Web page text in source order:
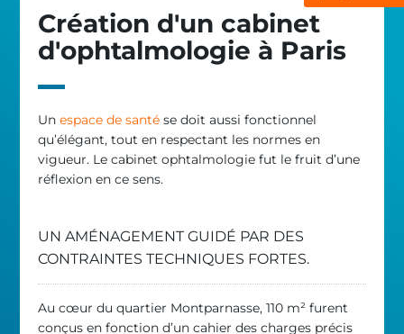
Création d'un cabinet
d'ophtalmologie à Paris
Unespace de santé se doit aussi fonctionnel
qu’élégant, tout en respectant les normes en
vigueur. Le cabinet ophtalmologie fut le fruit d’une
réflexion en ce sens.
UN AMÉNAGEMENT GUIDÉ PAR DES
CONTRAINTES TECHNIQUES FORTES.
Au cœur du quartier Montparnasse, 110 m² furent
conçus en fonction d’un cahier des charges précis